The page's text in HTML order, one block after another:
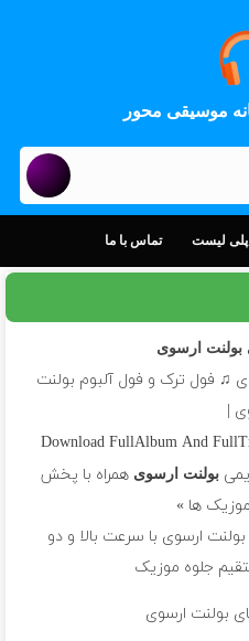
موسیقی محور
پلی لیست تماس با ما
بولنت ارسوی
♫ فول ترک و فول آلبوم بولنت
|
Download FullAlbum And
بولنت ارسوی همراه با پخش
موزیک ها »
ارسوی با سرعت بالا و دو
جلوه موزیک